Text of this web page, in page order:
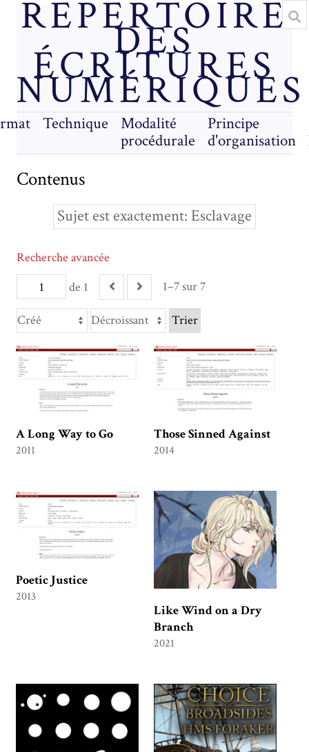
RÉPERTOIRE
DES
ÉCRITURES
NUMÉRIQUES
Technique
Modalité
procédurale
Principe
d'organisation
Contenus
Sujet est exactement Esclavage
de 1 1–7 sur 7
Recherche avancée
Trier
A Long Way to Go
2011
Those Sinned Against
2014
Poetic Justice
2013
Like Wind on a Dry
Branch
2021